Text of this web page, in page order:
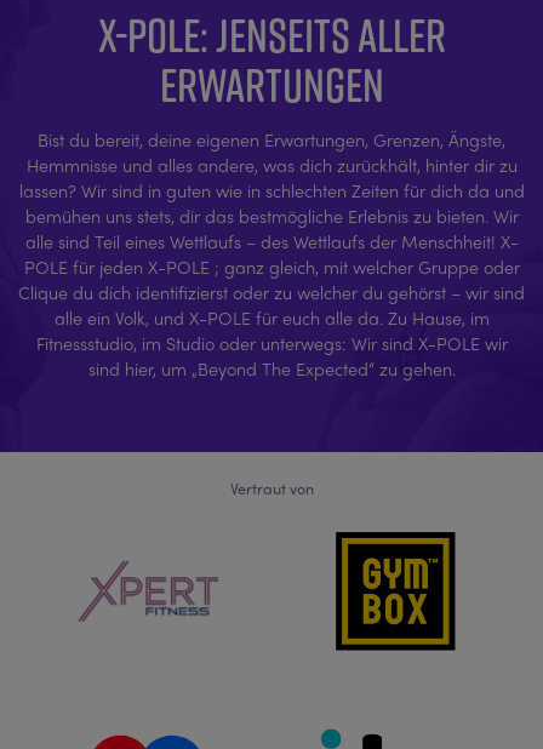
X-POLE: JENSEITS ALLER
ERWARTUNGEN
Bist du bereit, deine eigenen Erwartungen, Grenzen, Ängste,
Hemmnisse und alles andere, was dich zurückhält, hinter dir zu
lassen? Wir sind in guten wie in schlechten Zeiten für dich da und
bemühen uns stets, dir das bestmögliche Erlebnis zu bieten. Wir
alle sind Teil eines Wettlaufs – des Wettlaufs der Menschheit! X-
POLE für jeden X-POLE ; ganz gleich, mit welcher Gruppe oder
Clique du dich identifizierst oder zu welcher du gehörst – wir sind
alle ein Volk, und X-POLE für euch alle da. Zu Hause, im
Fitnessstudio, im Studio oder unterwegs: Wir sind X-POLE wir
sind hier, um „Beyond The Expected“ zu gehen.
Vertraut von